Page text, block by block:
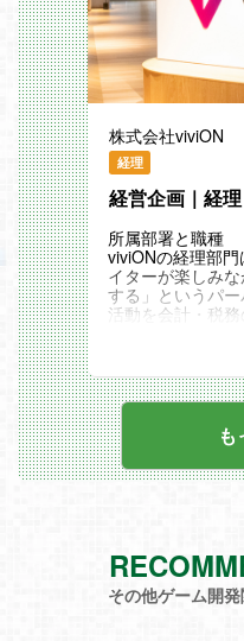
マーケティング戦
・現地ユーザーの
策定（媒体選定、
ジ開発）
・広告代理店と
・LPやバナー等
よび制作ディレク
・BIツールを用い
計・分析および改
・動画制作や翻
（業務委託）の進
このポジションの
・市場開拓の最
重要マーケット
・日本文化の発
トフォームを通
が生み出す作品
いう社会的な意義
・キャリアの拡
ィングだけでな
ラインイベント
バックグラウン
ており、互いの
トに意見を出し
組み込みを中心に
うポジションで
ンバート、
nity上でのセット
よる挙動制御な
berの表現を支え
なく、新しい手
決を通じて、クリ
した運営の両立を
採用背景
45名体制でプロ
いますが、事業
術・モデル周り
ームの強化が急
クリエイティブ
不足しており、
VTuberの可能性
たなエンタメ体
盤を支える中核
の発展を目指し
す。
MotionBuilder上
応用のリグ調整
Unityでのアバタ
株式会社viviON
経理
経営企画｜経理
所属部署と職種
viviONの経理部
イターが楽しみ
する」というパ
活動を会計・税
値管理にとどま
コンプライアン
業部門へ具体的
います。
【経理（リーダ
におけるマネジ
ームを「事業最
変革するポジシ
上げ段階から参
スクをコントロ
献できるスキー
その他ゲーム開